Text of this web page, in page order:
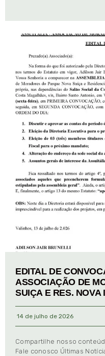
EDITAL DE
ASSOCIAÇÃO DE
SUIÇA E RES. NOVA
14 de julho de 2026
Compartilhe nosso
Fale conosco Últimas